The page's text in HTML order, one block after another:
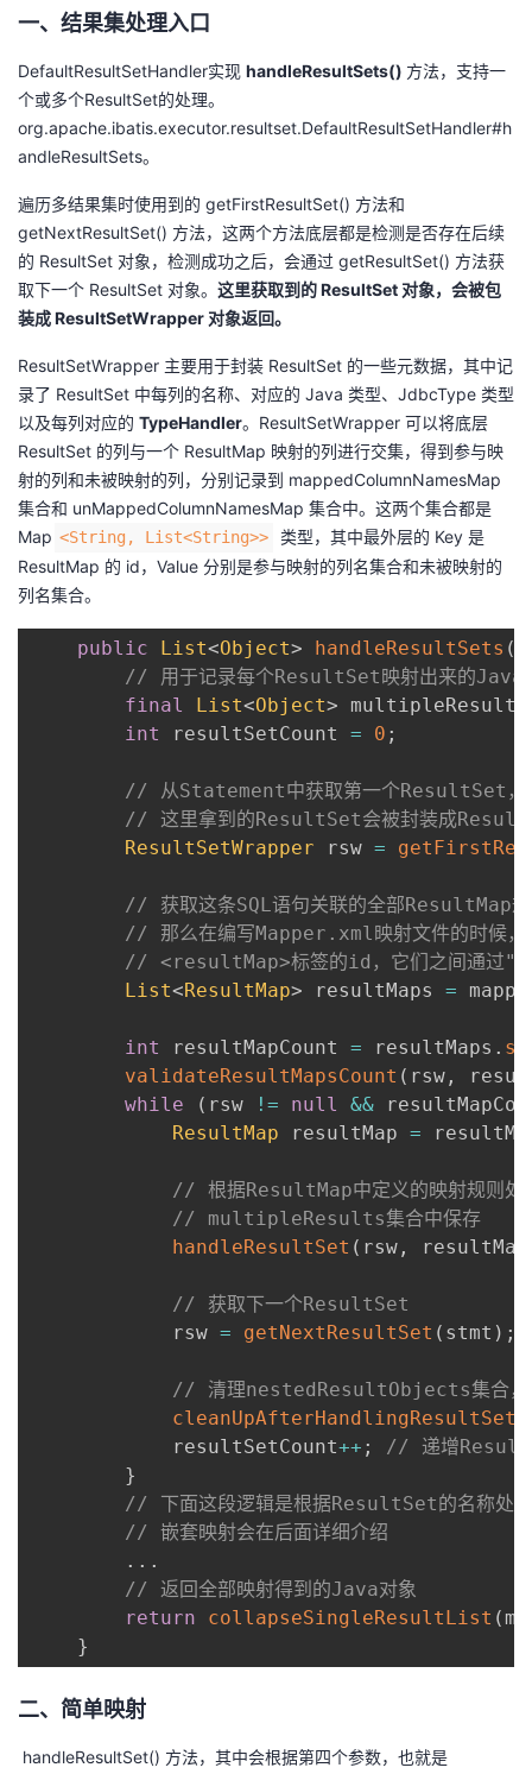
一、结果集处理入口
DefaultResultSetHandler实现 handleResultSets() 方法，支持一
个或多个ResultSet的处理。
org.apache.ibatis.executor.resultset.DefaultResultSetHandler#h
andleResultSets。
遍历多结果集时使用到的 getFirstResultSet() 方法和
getNextResultSet() 方法，这两个方法底层都是检测是否存在后续
的 ResultSet 对象，检测成功之后，会通过 getResultSet() 方法获
取下一个 ResultSet 对象。 这里获取到的 ResultSet 对象，会被包
装成 ResultSetWrapper 对象返回。
ResultSetWrapper 主要用于封装 ResultSet 的一些元数据，其中记
录了 ResultSet 中每列的名称、对应的 Java 类型、JdbcType 类型
以及每列对应的 TypeHandler。ResultSetWrapper 可以将底层
ResultSet 的列与一个 ResultMap 映射的列进行交集，得到参与映
射的列和未被映射的列，分别记录到 mappedColumnNamesMap
集合和 unMappedColumnNamesMap 集合中。这两个集合都是
Map <String, List<String>>
类型，其中最外层的 Key 是
ResultMap 的 id，Value 分别是参与映射的列名集合和未被映射的
列名集合。
public List<Object> handleResultSets (
// 用于记录每个ResultSet映射出来的Java
final
List<Object>
int
resultSetCount = 0 ;
// 从Statement中获取第一个ResultSet，其
// 这里拿到的ResultSet会被封装成
ResultSetWrapper rsw =
// 获取这条SQL语句关联的全部ResultMap
// 那么在编写Mapper.xml映射文件的时候，
// <resultMap>标签的id，它们之间通过","
List<ResultMap> resultMaps =
int resultMapCount = resultMaps .
validateResultMapsCount ( rsw ,
while
( rsw != null &&
ResultMap resultMap =
// 根据ResultMap中定义的映射规则处
// multipleResults集合中保存
handleResultSet ( rsw , resultMap
// 获取下一个ResultSet
            rsw
= getNextResultSet ( stmt ) ;
// 清理nestedResultObjects集合，这
cleanUpAfterHandlingResultSet
            resultSetCount
++ ;
// 递增
}
// 下面这段逻辑是根据ResultSet的名称处理
// 嵌套映射会在后面详细介绍
. . .
// 返回全部映射得到的Java对象
return
collapseSingleResultList (
}
二、简单映射
handleResultSet() 方法，其中会根据第四个参数，也就是